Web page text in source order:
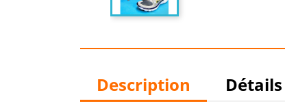
Description